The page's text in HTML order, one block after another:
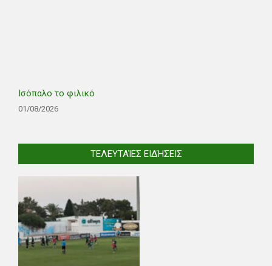
Ισόπαλο το φιλικό
01/08/2026
ΤΕΛΕΥΤΑΊΕΣ ΕΙΔΉΣΕΙΣ